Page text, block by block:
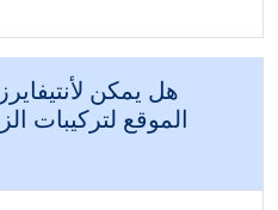
هل يمكن
الموقع لتركيبات